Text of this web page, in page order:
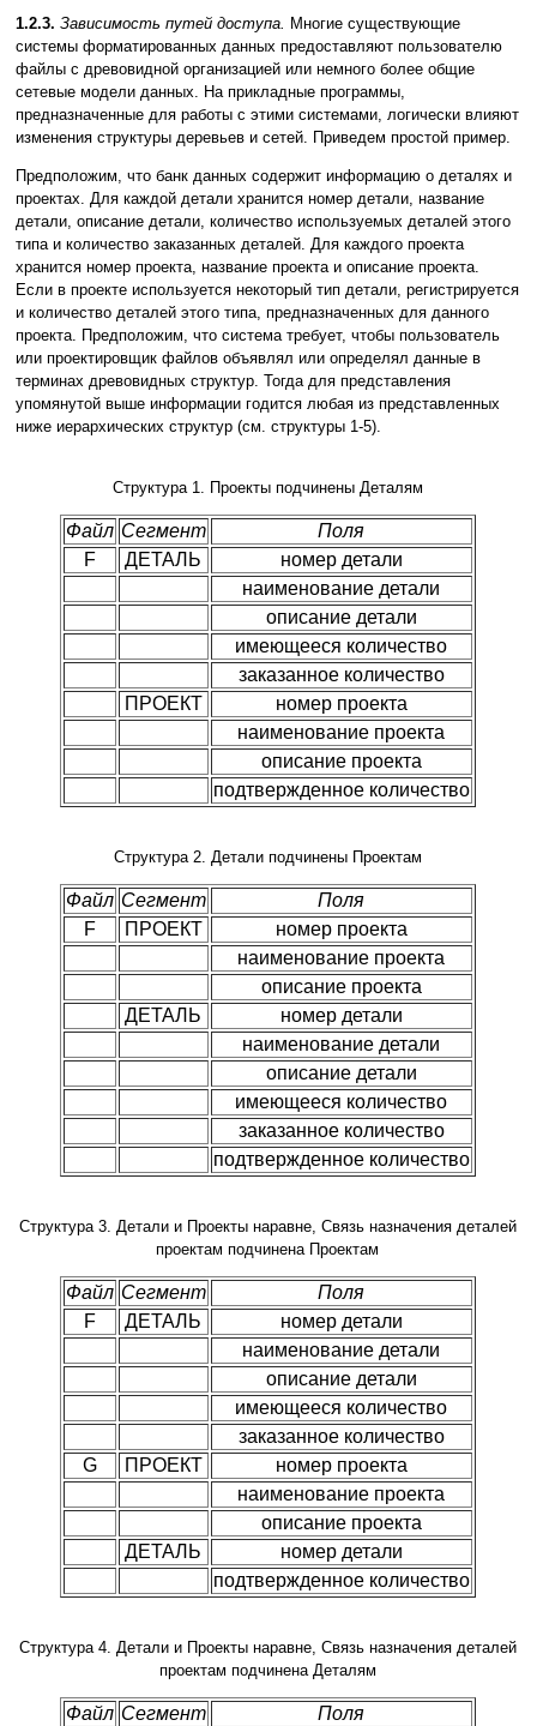
1.2.3. Зависимость путей доступа. Многие существующие
системы форматированных данных предоставляют пользователю
файлы с древовидной организацией или немного более общие
сетевые модели данных. На прикладные программы,
предназначенные для работы с этими системами, логически влияют
изменения структуры деревьев и сетей. Приведем простой пример.
Предположим, что банк данных содержит информацию о деталях и
проектах. Для каждой детали хранится номер детали, название
детали, описание детали, количество используемых деталей этого
типа и количество заказанных деталей. Для каждого проекта
хранится номер проекта, название проекта и описание проекта.
Если в проекте используется некоторый тип детали, регистрируется
и количество деталей этого типа, предназначенных для данного
проекта. Предположим, что система требует, чтобы пользователь
или проектировщик файлов объявлял или определял данные в
терминах древовидных структур. Тогда для представления
упомянутой выше информации годится любая из представленных
ниже иерархических структур (см. структуры 1-5).
Структура 1. Проекты подчинены Деталям
Файл Сегмент
Поля
F
ДЕТАЛЬ
номер детали
наименование детали
описание детали
имеющееся количество
заказанное количество
ПРОЕКТ
номер проекта
наименование проекта
описание проекта
подтвержденное количество
Структура 2. Детали подчинены Проектам
Файл Сегмент
Поля
F
ПРОЕКТ
номер проекта
наименование проекта
описание проекта
ДЕТАЛЬ
номер детали
наименование детали
описание детали
имеющееся количество
заказанное количество
подтвержденное количество
Структура 3. Детали и Проекты наравне, Связь назначения деталей
проектам подчинена Проектам
Файл Сегмент
Поля
F
ДЕТАЛЬ
номер детали
наименование детали
описание детали
имеющееся количество
заказанное количество
G
ПРОЕКТ
номер проекта
наименование проекта
описание проекта
ДЕТАЛЬ
номер детали
подтвержденное количество
Структура 4. Детали и Проекты наравне, Связь назначения деталей
проектам подчинена Деталям
Файл Сегмент
Поля